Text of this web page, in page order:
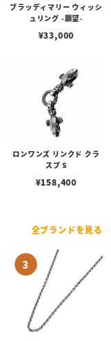
ブラッディマリー ウィッシ
ュリング -願望-
¥33,000
ロンワンズ リンクド クラ
スプ S
¥158,400
全ブランドを見る